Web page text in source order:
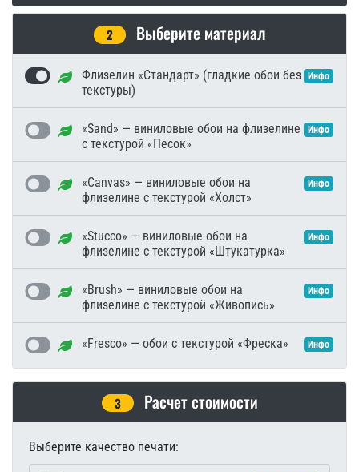
2 Выберите материал
Флизелин «Стандарт» (гладкие обои без
текстуры)
Инфо
«Sand» — виниловые обои на флизелине
с текстурой «Песок»
Инфо
«Canvas» — виниловые обои на
флизелине с текстурой «Холст»
Инфо
«Stucco» — виниловые обои на
флизелине с текстурой «Штукатурка»
Инфо
«Brush» — виниловые обои на
флизелине с текстурой «Живопись»
Инфо
«Fresco» — обои с текстурой «Фреска» Инфо
3 Расчет стоимости
Выберите качество печати: